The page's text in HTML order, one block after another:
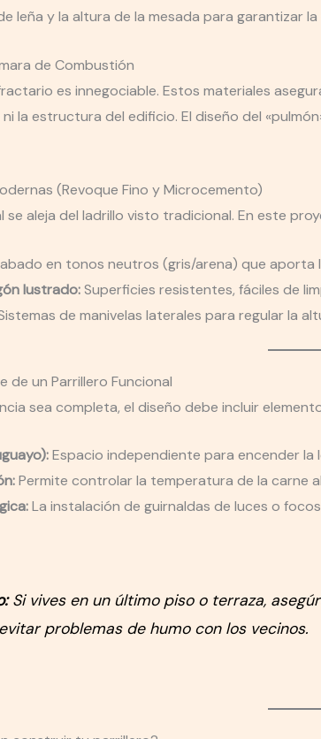
leña y la altura de la mesada para garantizar
de Combustión
es innegociable. Estos materiales
la estructura del edificio. El diseño del
(Revoque Fino y Microcemento)
se aleja del ladrillo visto tradicional. En este
en tonos neutros (gris/arena) que aporta
lustrado:Superficies resistentes, fáciles de
de manivelas laterales para regular la
de un Parrillero Funcional
sea completa, el diseño debe incluir
Espacio independiente para encender la
Permite controlar la temperatura de la carne
La instalación de guirnaldas de luces o
Si vives en un último piso o terraza,
problemas de humo con los vecinos.